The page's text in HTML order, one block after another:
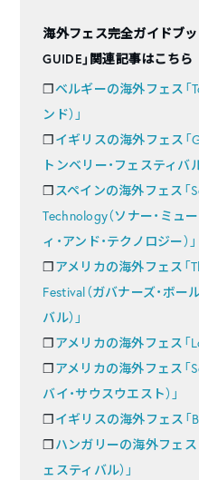
海外フェス完全ガイドブッ
GUIDE」関連記事はこちら
❐ベルギーの海外フェス「
ンド）」
❐イギリスの海外フェス「
トンベリー・フェスティバル
❐スペインの海外フェス
Technology（ソナー・ミュ
ィ・アンド・テクノロジー）」
❐アメリカの海外フェス「
Festival（ガバナーズ・ボー
バル）」
❐アメリカの海外フェス「
❐アメリカの海外フェス「
バイ・サウスウエスト）」
❐イギリスの海外フェス「
❐ハンガリーの海外フェス
ェスティバル）」